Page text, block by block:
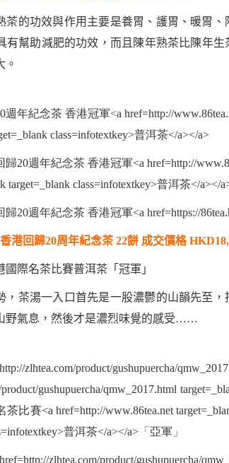
茶的功效與作用主要是養胃、護胃、暖胃
有幫助減肥的功效，而且陳年熟茶 比陳年生
。
香港回歸20周年紀念茶22餅 成交價格
國際名茶比賽普洱茶 「冠軍」
，茶湯一入口首先是一股濃鬱的山韻先至，
野氣息，然後才是濃烈味覺的感受……